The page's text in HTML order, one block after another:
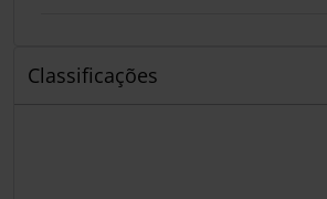
Classificações